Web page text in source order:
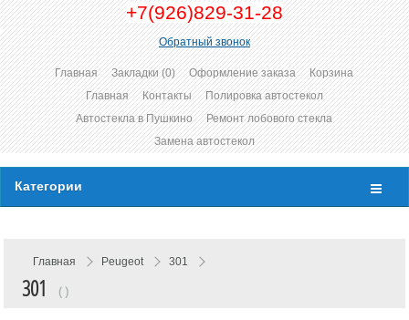
+7(926)829-31-28
Обратный звонок
Главная Закладки (0) Оформление заказа
Корзина
Главная
Контакты
Полировка автостекол
Автостекла в Пушкино
Ремонт лобового стекла
Замена автостекол
Категории
Главная Peugeot 301
301 ( )